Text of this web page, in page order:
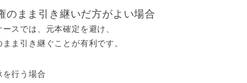
のまま引き継いだ方がよい場合
スでは、元本確定を避け、
ま引き継ぐことが有利です。
を行う場合